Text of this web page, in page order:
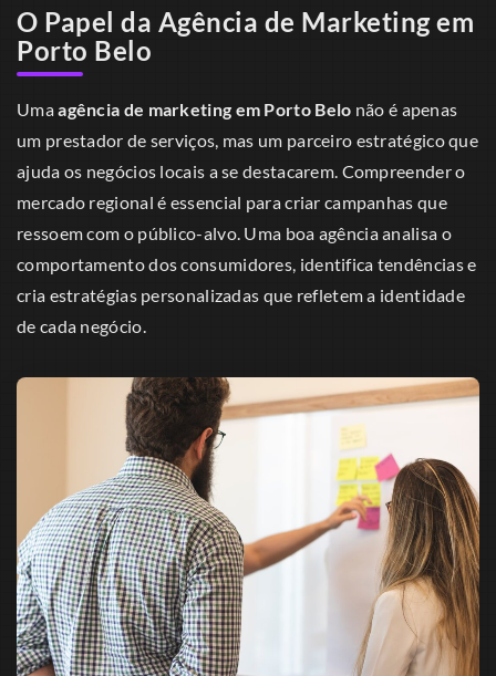
O Papel da Agência de Marketing em
Porto Belo
Umaagência de marketing em Porto Belo não é apenas
um prestador de serviços, mas um parceiro estratégico que
ajuda os negócios locais a se destacarem. Compreender o
mercado regional é essencial para criar campanhas que
ressoem com o público-alvo. Uma boa agência analisa o
comportamento dos consumidores, identifica tendências e
cria estratégias personalizadas que refletem a identidade
de cada negócio.